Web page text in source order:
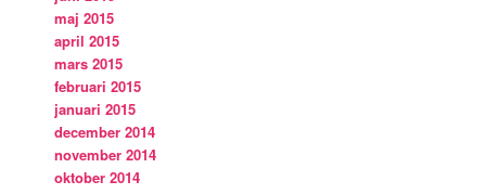
maj 2015
april 2015
mars 2015
februari 2015
januari 2015
december 2014
november 2014
oktober 2014